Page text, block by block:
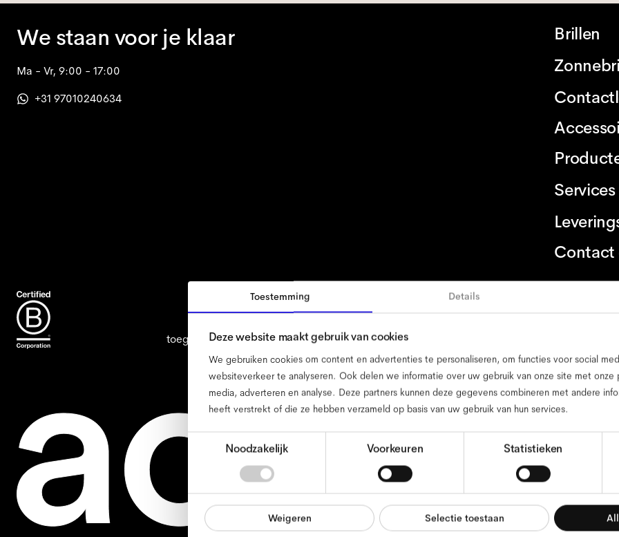
Toestemming Details
Deze website maakt gebruik van cookies
We gebruiken cookies om content en advertenties te personaliseren, om functies voor social
websiteverkeer te analyseren. Ook delen we informatie over uw gebruik van onze site met onze
media, adverteren en analyse. Deze partners kunnen deze gegevens combineren met andere
heeft verstrekt of die ze hebben verzameld op basis van uw gebruik van hun services.
Toestemmingsselectie
Noodzakelijk Voorkeuren Statistieken
Weigeren Selectie toestaan
We staan voor je klaar
Ma - Vr, 9:00 - 17:00
+31 97010240634
Brillen
Services
Contact
toegankelijkheidcookiebeleidcolofonprivacybeleid